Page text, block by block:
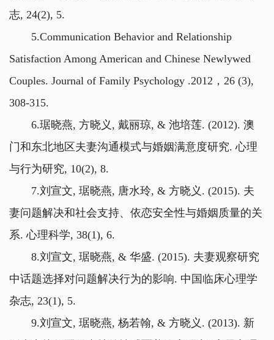
志, 24(2), 5.
5.Communication Behavior and Relationship
Satisfaction Among American and Chinese Newlywed
Couples. Journal of Family Psychology .2012，26 (3),
308-315.
6.琚晓燕, 方晓义, 戴丽琼, & 池培莲. (2012). 澳
门和东北地区夫妻沟通模式与婚姻满意度研究. 心理
与行为研究, 10(2), 8.
7.刘宣文, 琚晓燕, 唐水玲, & 方晓义. (2015). 夫
妻问题解决和社会支持、依恋安全性与婚姻质量的关
系. 心理科学, 38(1), 6.
8.刘宣文, 琚晓燕, & 华盛. (2015). 夫妻观察研究
中话题选择对问题解决行为的影响. 中国临床心理学
杂志, 23(1), 5.
9.刘宣文, 琚晓燕, 杨若翰, & 方晓义. (2013). 新